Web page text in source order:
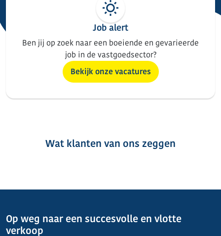
Job alert
Ben jij op zoek naar een boeiende en gevarieerde
job in de vastgoedsector?
Bekijk onze vacatures
Wat klanten van ons zeggen
Op weg naar een succesvolle en vlotte
verkoop